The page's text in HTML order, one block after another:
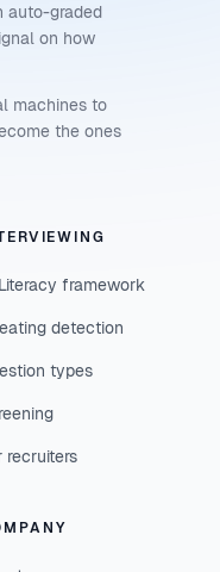
auto-graded
on how
machines to
the ones
framework
detection
types
recruiters